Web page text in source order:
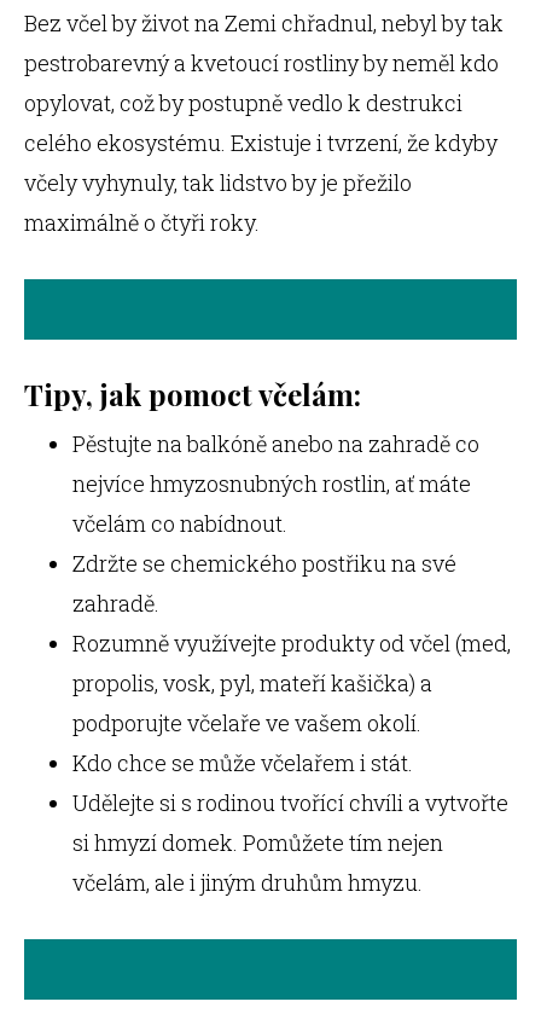
Bez včel by život na Zemi chřadnul, nebyl by tak
pestrobarevný a kvetoucí rostliny by neměl kdo
opylovat, což by postupně vedlo k destrukci
celého ekosystému. Existuje i tvrzení, že kdyby
včely vyhynuly, tak lidstvo by je přežilo
maximálně o čtyři roky.
Tipy, jak pomoctvčelám:
Pěstujte na balkóně anebo na zahradě co
nejvíce hmyzosnubných rostlin, ať máte
včelám co nabídnout.
Zdržte se chemického postřiku na své
zahradě.
Rozumně využívejte produkty od včel (med,
propolis, vosk, pyl, mateří kašička) a
podporujte včelaře ve vašem okolí.
Kdo chce se může včelařem i stát.
Udělejte si s rodinou tvořící chvíli a vytvořte
si hmyzí domek. Pomůžete tím nejen
včelám, ale i jiným druhům hmyzu.